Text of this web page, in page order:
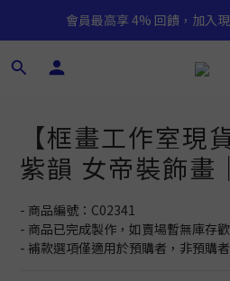
會員最高享 4% 回饋，加入
【框畫工作室現
紫韻 女帝裝飾畫
- 商品編號：C02341
- 商品已完成製作，如賣場暫無庫存
- 補款選項僅適用於預購者，非預購